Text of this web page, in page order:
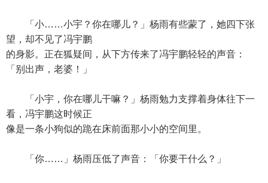
「小……小宇？你在哪儿？」杨雨有些蒙了，她四下张
望，却不见了冯宇鹏
的身影。正在狐疑间，从下方传来了冯宇鹏轻轻的声音：
「别出声，老婆！」
「小宇，你在哪儿干嘛？」杨雨勉力支撑着身体往下一
看，冯宇鹏这时候正
像是一条小狗似的跪在床前面那小小的空间里。
「你……」杨雨压低了声音：「你要干什么？」